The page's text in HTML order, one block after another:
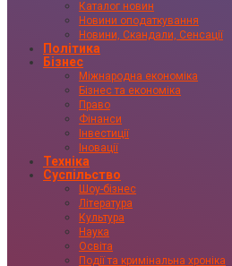
Каталог новин
Новини оподаткування
Новини, Скандали, Сенсації
Політика
Бізнес
Міжнародна економіка
Бізнес та економіка
Право
Фінанси
Інвестиції
Іновації
Техніка
Суспільство
Шоу-бізнес
Література
Культура
Наука
Освіта
Події та кримінальна хроніка